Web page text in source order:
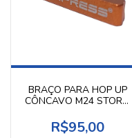
BRAÇO PARA HOP UP
CÔNCAVO M24 STORM
R$95,00